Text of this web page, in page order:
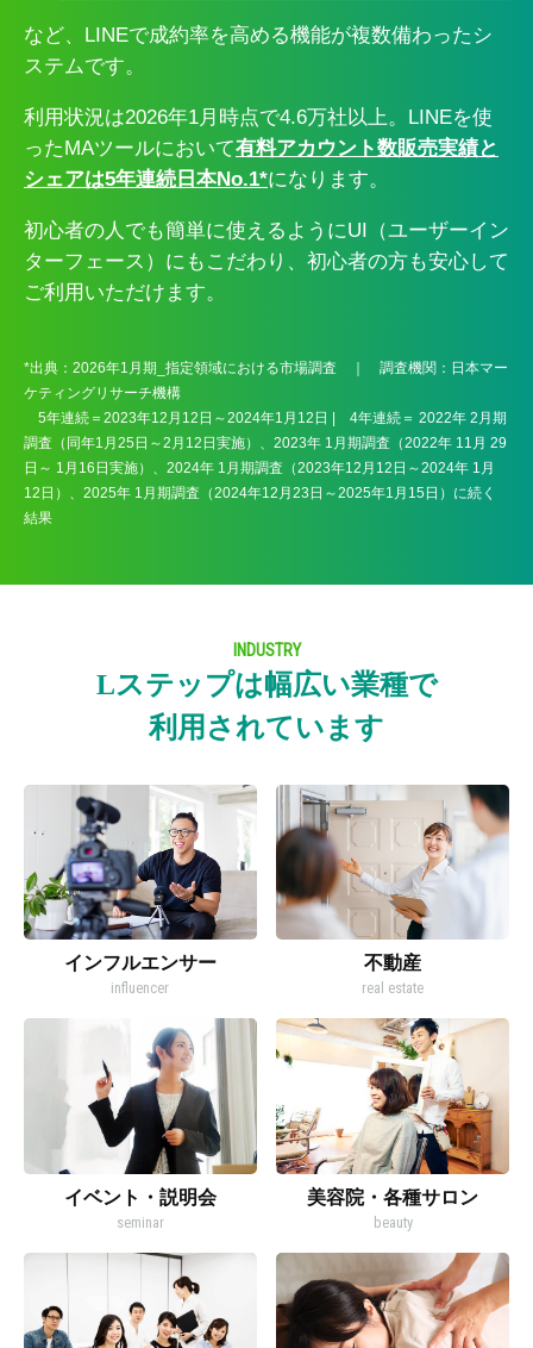
など、LINEで成約率を高める機能が複数備わったシ
ステムです。
利用状況は2026年1月時点で4.6万社以上。LINEを使
ったMAツールにおいて有料アカウント数販売実績と
シェアは5年連続日本No.1*になります。
初心者の人でも簡単に使えるようにUI（ユーザーイン
ターフェース）にもこだわり、初心者の方も安心して
ご利用いただけます。
*出典：2026年1月期_指定領域における市場調査 ｜ 調査機関：日本マー
ケティングリサーチ機構
5年連続＝2023年12月12日～2024年1月12日 | 4年連続＝ 2022年 2月期
調査（同年1月25日～2月12日実施）、2023年 1月期調査（2022年 11月 29
日～ 1月16日実施）、2024年 1月期調査（2023年12月12日～2024年 1月
12日）、2025年 1月期調査（2024年12月23日～2025年1月15日）に続く
結果
INDUSTRY
Lステップは幅広い業種で
利用されています
インフルエンサー
influencer
不動産
real estate
イベント・説明会
seminar
美容院・各種サロン
beauty